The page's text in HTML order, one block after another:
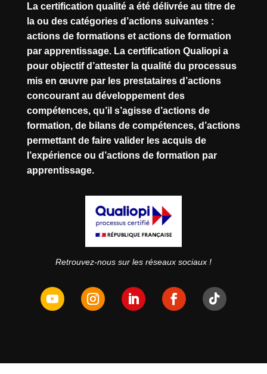
La certification qualité a été délivrée au titre de
la ou des catégories d’actions suivantes :
actions de formations et actions de formation
par apprentissage. La certification Qualiopi a
pour objectif d’attester la qualité du processus
mis en œuvre par les prestataires d’actions
concourant au développement des
compétences, qu’il s’agisse d’actions de
formation, de bilans de compétences, d’actions
permettant de faire valider les acquis de
l’expérience ou d’actions de formation par
apprentissage.
Retrouvez-nous sur les réseaux sociaux !